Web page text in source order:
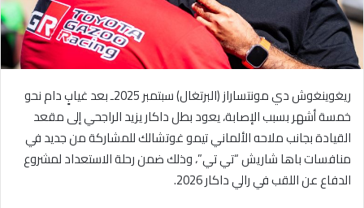
ل
ك
و
ي
ريغوينغوش دي مونتساراز (البرتغال) سبتمبر 2025ـ بعد غيابٍ دام نحو
خمسة أشهر بسبب الإصابة، يعود بطل داكار يزيد الراجحي إلى مقعد
القيادة بجانب ملاحه الألماني تيمو غوتشالك للمشاركة من جديد في
منافسات باها شاريش “تي تي”، وذلك ضمن رحلة الاستعداد لمشروع
الدفاع عن اللقب في رالي داكار 2026.